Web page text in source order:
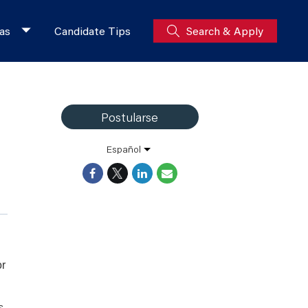
Candidate Tips Search & Apply
Postularse
Español